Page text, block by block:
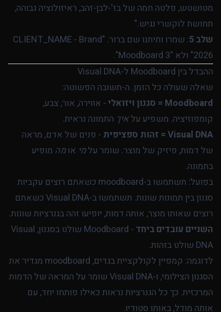
מטושטש, פלטה חמה של בז'-לבן-זהב, ראיזולוציה גבוהה,
תחושת לוקשרי נגיש."
שלב 5
: שמרו ותיתנו שם ברור. "CLIENT_NAME - Brand
2026" ולא "Moodboard 3".
ההבדל בין Moodboard ל-Visual DNA
שאלה שעולה כל הזמן. ה-תשובה הפשוטה:
Moodboard = סגנון ויזואלי
- אווירה, אור, צבע,
קומפוזיציה. משפיע עלאיך התמונה נראית.
Visual DNA = זהות ספציפית
- פנים של אדם, מראה
של דמות, פיזיק של מוצר. שומר עלמי אומה מופיע
בתמונה.
בפועל: תשתמשו ב-moodboard כשאתם רוצים עקביות
סגנון בין תמונות שונות. תשתמשו ב-Visual DNA כשאתם
רוצים שאותו מוצר, אותה דמות, יופיעו זהה בגנרציות שונות.
השניים עובדים ביחד
- Moodboard שולט בסגנון, Visual
DNA שולט בזהות.
לדוגמה: קמפיין לקולקציית בגדים, moodboard מגדיר את
הסגנון הצילומי, ו-Visual DNA שומר על המראה של הדמות
המרכזית. כך כל הגנרציות נראות כאילו פותחו יחד, עם
אותה מודל, באותו סטודיו.